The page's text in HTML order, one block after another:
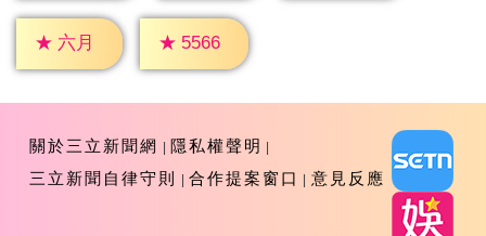
★ 六月 ★ 5566
關於三立新聞網
隱私權聲明
三立新聞自律守則
合作提案窗口 意見反應